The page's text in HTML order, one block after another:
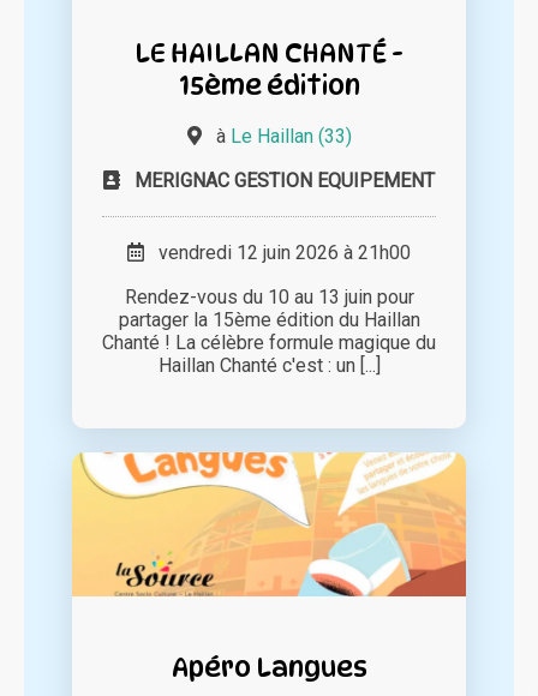
LE HAILLAN CHANTÉ -
15ème édition
à Le Haillan (33)
MERIGNAC GESTION EQUIPEMENT
vendredi 12 juin 2026 à 21h00
Rendez-vous du 10 au 13 juin pour
partager la 15ème édition du Haillan
Chanté ! La célèbre formule magique du
Haillan Chanté c'est : un [...]
Apéro Langues